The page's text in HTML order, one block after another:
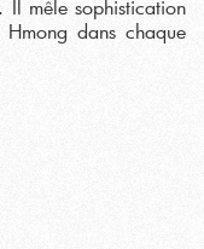
Il mêle sophistication
dans chaque